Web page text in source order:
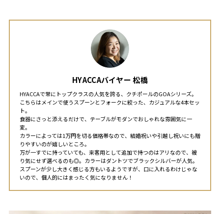
HYACCAバイヤー 松橋
HYACCAで常にトップクラスの人気を誇る、クチポールのGOAシリーズ。
こちらはメインで使うスプーンとフォークに絞った、カジュアルな4本セッ
ト。
食器にさっと添えるだけで、テーブルがモダンでおしゃれな雰囲気に一
変。
カラーによっては1万円を切る価格帯なので、結婚祝いや引越し祝いにも贈
りやすいのが嬉しいところ。
万が一すでに持っていても、来客用として追加で持つのはアリなので、被
り気にせず選べるのも◎。カラーはダントツでブラックシルバーが人気。
スプーンが少し大きく感じる方もいるようですが、口に入れるわけじゃな
いので、個人的にはまったく気になりません！